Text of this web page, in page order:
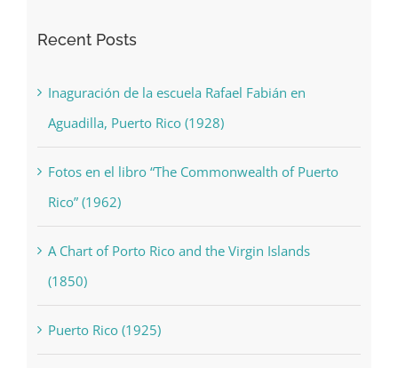
Recent Posts
Inaguración de la escuela Rafael Fabián en
Aguadilla, Puerto Rico (1928)
Fotos en el libro “The Commonwealth of Puerto
Rico” (1962)
A Chart of Porto Rico and the Virgin Islands
(1850)
Puerto Rico (1925)